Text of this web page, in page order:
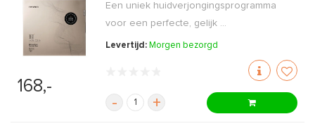
168,-
Een uniek huidverjongingsprogramma
voor een perfecte, gelijk ...
Levertijd: Morgen bezorgd
- +